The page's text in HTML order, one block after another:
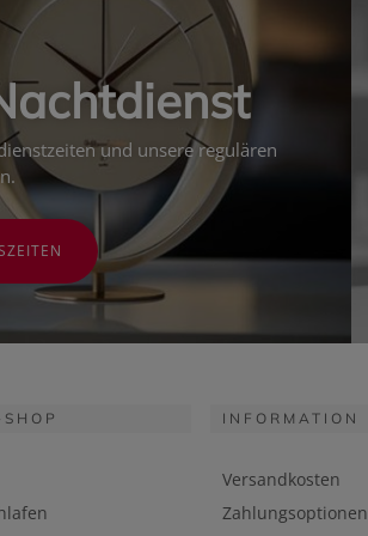
und unsere regulären
INFORMATION
Versandkosten
Zahlungsoptionen